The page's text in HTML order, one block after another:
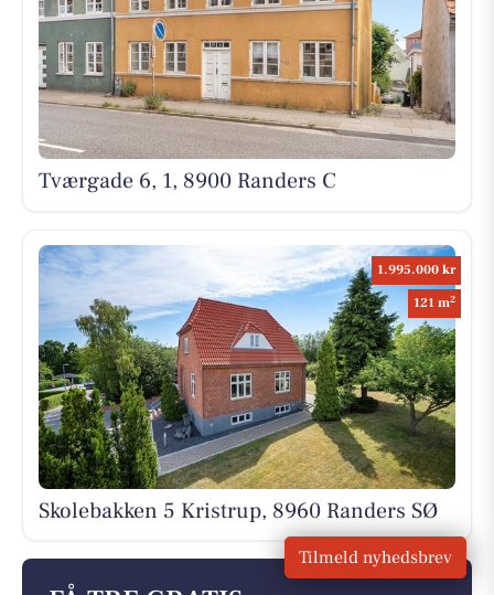
Tværgade 6, 1, 8900 Randers C
1.995.000 kr
121 m2
Skolebakken 5 Kristrup, 8960 Randers SØ
Tilmeld nyhedsbrev